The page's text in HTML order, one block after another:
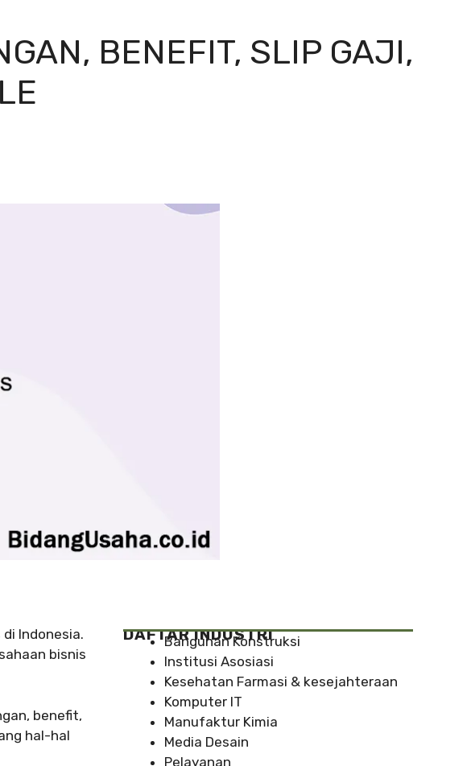
BENEFIT, SLIP GAJI,
Indonesia.
bisnis
benefit,
hal-hal
DAFTAR INDUSTRI
Bangunan Konstruksi
Institusi Asosiasi
Kesehatan Farmasi & kesejahteraan
Komputer IT
Manufaktur Kimia
Media Desain
Pelayanan